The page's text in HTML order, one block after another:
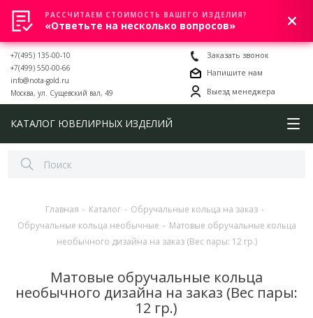
0
+7(495) 135-00-10
+7(499) 550-00-66
info@nota-gold.ru
Москва, ул. Сущевский вал, 49
Заказать звонок
Напишите нам
Выезд менеджера
КАТАЛОГ ЮВЕЛИРНЫХ ИЗДЕЛИЙ
Главная - Каталог - Обручальные кольца на заказ -
Обручальные кольца необычные - Матовые обручальные кольца
необычного дизайна на заказ (Вес пары: 12 гр.)
Матовые обручальные кольца
необычного дизайна на заказ (Вес пары:
12 гр.)
РАССЧИТАЕМ СТОИМОСТЬ ВАШЕГО ИЗДЕЛИЯ?
«Ответьте на несколько вопросов»